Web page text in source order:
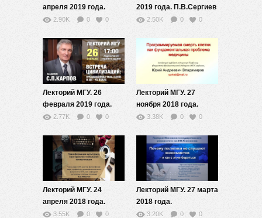
апреля 2019 года.
А.Л.Степанов
2.90K 0 0
2019 года. П.В.Сергиев
2.50K 0 0
Лекторий МГУ. 26
февраля 2019 года.
С.П.Карпов
2.77K 0 0
Лекторий МГУ. 27
ноября 2018 года.
Ю.А.Владимиров
3.38K 0 0
Лекторий МГУ. 24
апреля 2018 года.
В.В.Миронов
3.55K 0 0
Лекторий МГУ. 27 марта
2018 года.
С.А.Афонцев
3.20K 0 0